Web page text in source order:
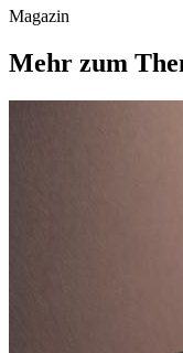
Magazin
Mehr zum